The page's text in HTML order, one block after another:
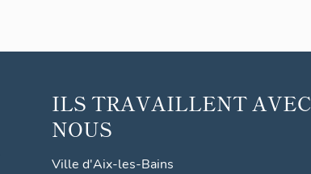
ILS TRAVAILLENT AVEC
NOUS
Ville d'Aix-les-Bains